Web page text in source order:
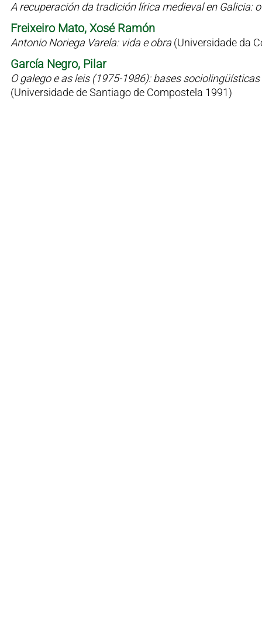
A recuperación da tradición lírica medieval en Galicia:
Freixeiro Mato, Xosé Ramón
Antonio Noriega Varela: vida e obra (Universidade da
García Negro, Pilar
O galego e as leis (1975-1986): bases
(Universidade de Santiago de Compostela 1991)